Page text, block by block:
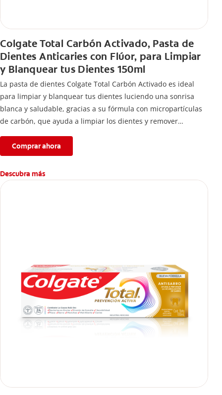
Colgate Total Carbón Activado, Pasta de
Dientes Anticaries con Flúor, para Limpiar
y Blanquear tus Dientes 150ml
La pasta de dientes Colgate Total Carbón Activado es ideal
para limpiar y blanquear tus dientes luciendo una sonrisa
blanca y saludable, gracias a su fórmula con micropartículas
de carbón, que ayuda a limpiar los dientes y remover
Comprar ahora
Descubra más